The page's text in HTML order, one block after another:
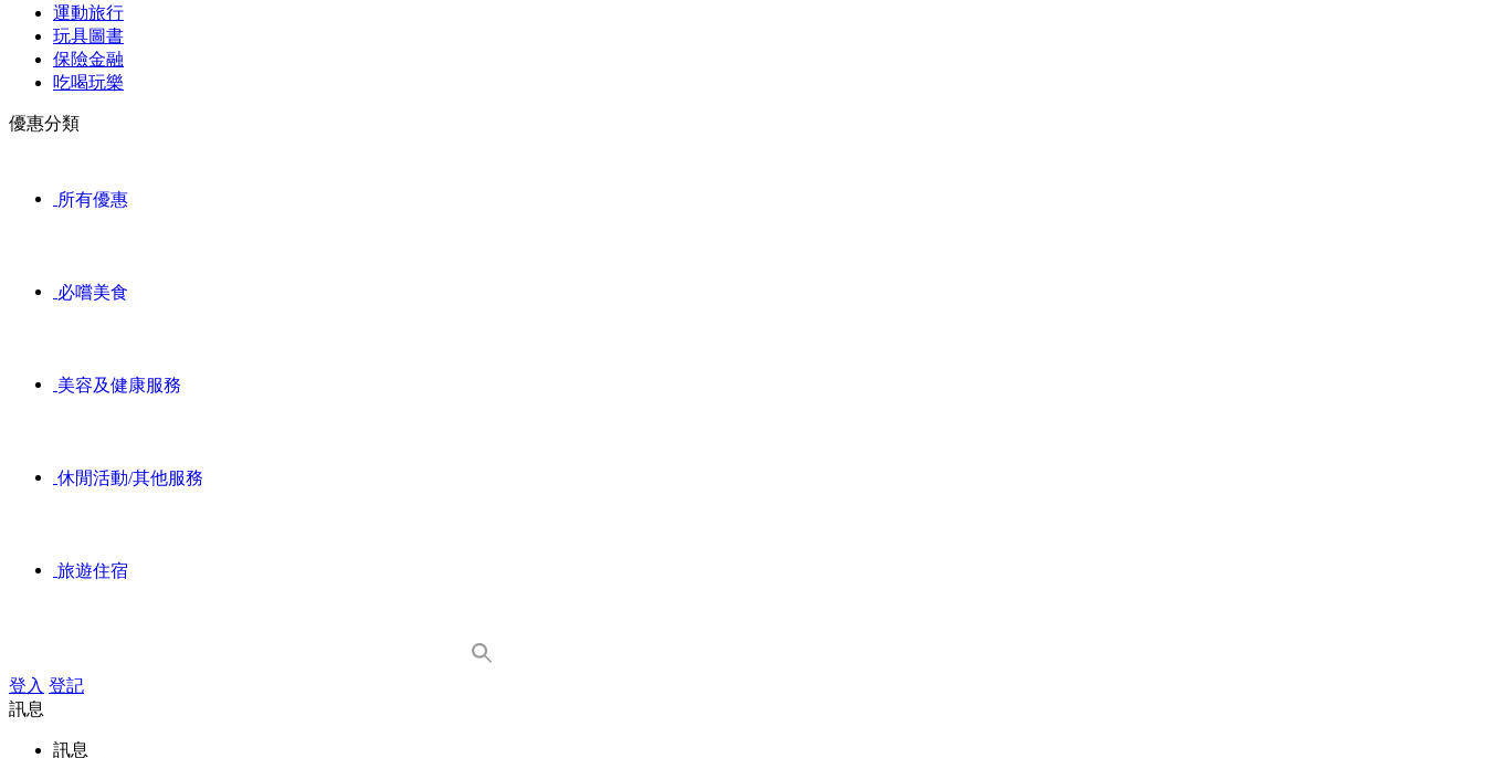
運動旅行
玩具圖書
保險金融
吃喝玩樂
優惠分類
所有優惠
必嚐美食
美容及健康服務
休閒活動/其他服務
旅遊住宿
登入 登記
訊息
訊息